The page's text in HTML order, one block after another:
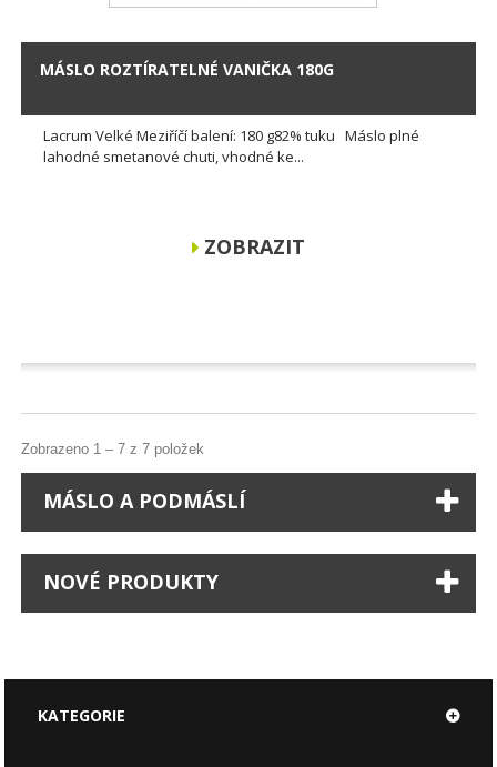
MÁSLO ROZTÍRATELNÉ VANIČKA 180G
Lacrum Velké Meziříčí balení: 180 g82% tuku Máslo plné
lahodné smetanové chuti, vhodné ke...
ZOBRAZIT
Zobrazeno 1 – 7 z 7 položek
MÁSLO A PODMÁSLÍ
NOVÉ PRODUKTY
KATEGORIE